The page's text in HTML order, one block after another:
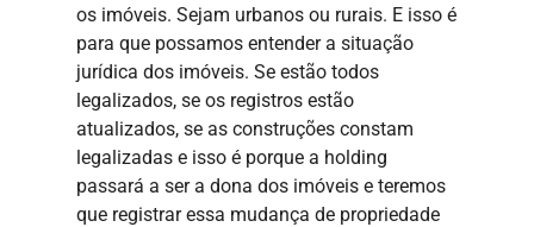
os imóveis. Sejam urbanos ou rurais. E isso é
para que possamos entender a situação
jurídica dos imóveis. Se estão todos
legalizados, se os registros estão
atualizados, se as construções constam
legalizadas e isso é porque a holding
passará a ser a dona dos imóveis e teremos
que registrar essa mudança de propriedade